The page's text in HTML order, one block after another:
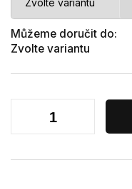
Můžeme doručit do:
Zvolte variantu